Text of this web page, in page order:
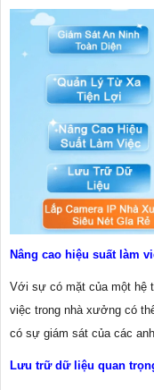
Nâng cao hiệu suất làm
Với sự có mặt của một hệ
việc trong nhà xưởng có
có sự giám sát của các
Lưu trữ dữ liệu quan